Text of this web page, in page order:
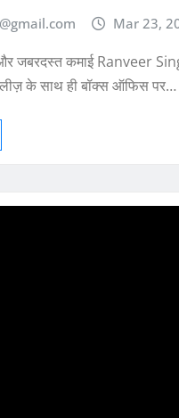
Mar 23,
जबरदस्त कमाई Ranveer
के साथ ही बॉक्स ऑफिस पर…